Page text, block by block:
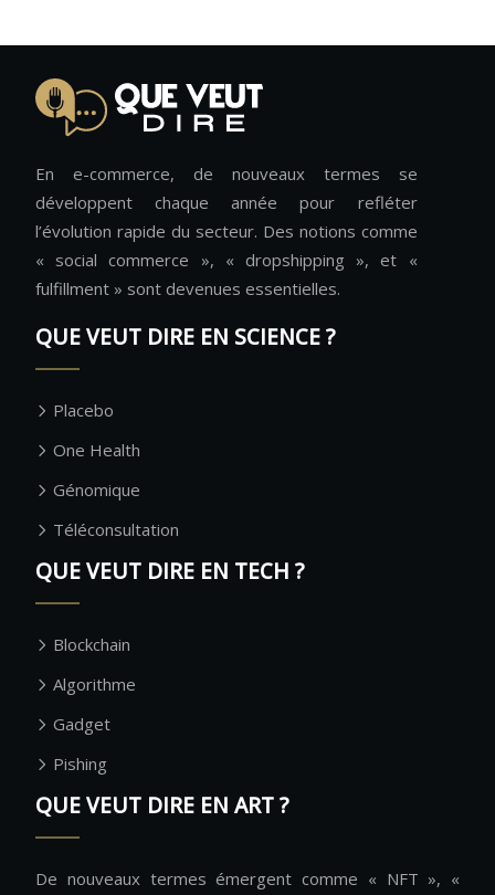
En e-commerce, de nouveaux termes se
développent chaque année pour refléter
l’évolution rapide du secteur. Des notions comme
« social commerce », « dropshipping », et «
fulfillment » sont devenues essentielles.
QUE VEUT DIRE EN SCIENCE ?
Placebo
One Health
Génomique
Téléconsultation
QUE VEUT DIRE EN TECH ?
Blockchain
Algorithme
Gadget
Pishing
QUE VEUT DIRE EN ART ?
De nouveaux termes émergent comme « NFT », «